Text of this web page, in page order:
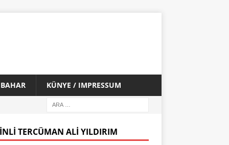
KÜNYE / IMPRESSUM
TERCÜMAN ALI YILDIRIM